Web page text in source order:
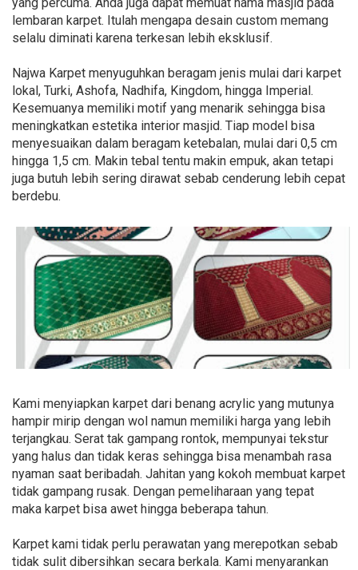
lembaran karpet. Itulah mengapa desain custom memang
selalu diminati karena terkesan lebih eksklusif.
Najwa Karpet menyuguhkan beragam jenis mulai dari karpet
lokal, Turki, Ashofa, Nadhifa, Kingdom, hingga Imperial.
Kesemuanya memiliki motif yang menarik sehingga bisa
meningkatkan estetika interior masjid. Tiap model bisa
menyesuaikan dalam beragam ketebalan, mulai dari 0,5 cm
hingga 1,5 cm. Makin tebal tentu makin empuk, akan tetapi
juga butuh lebih sering dirawat sebab cenderung lebih cepat
berdebu.
Kami menyiapkan karpet dari benang acrylic yang mutunya
hampir mirip dengan wol namun memiliki harga yang lebih
terjangkau. Serat tak gampang rontok, mempunyai tekstur
yang halus dan tidak keras sehingga bisa menambah rasa
nyaman saat beribadah. Jahitan yang kokoh membuat karpet
tidak gampang rusak. Dengan pemeliharaan yang tepat
maka karpet bisa awet hingga beberapa tahun.
Karpet kami tidak perlu perawatan yang merepotkan sebab
tidak sulit dibersihkan secara berkala. Kami menyarankan